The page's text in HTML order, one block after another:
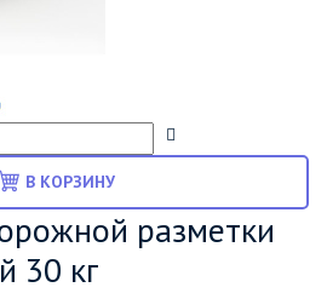
В КОРЗИНУ
разметки
30 кг